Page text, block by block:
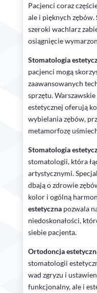
Pacjenci coraz
ale i pięknych zębów.
szeroki wachlarz
osiągnięcie
Stomatologia
pacjenci mogą
zaawansowanych
sprzętu.
estetycznej oferują
wybielania zębów,
metamorfozę
Stomatologia
stomatologii, która
artystycznymi.
dbają o zdrowie
kolor i ogólną
estetycznapozwala
niedoskonałości,
siebie pacjenta.
Ortodoncja
stomatologii
wad zgryzu i
funkcjonalny, ale i